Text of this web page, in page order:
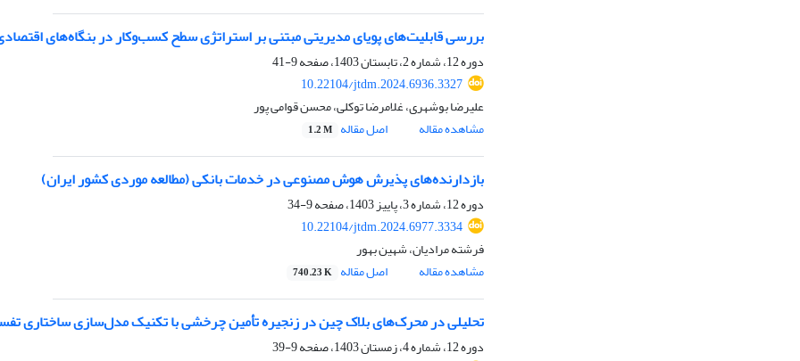
بررسی قابلیت‌های پویای مدیریتی مبتنی بر استراتژی سطح کسب‌وکار در بنگاه‌های
دوره 12، شماره 2، تابستان 1403، صفحه
9-41
10.22104/jtdm.2024.6936.3327
علیرضا بوشهری، غلامرضا توکلی، محسن قوامی پور
مشاهده مقاله
اصل مقاله 1.2 M
بازدارنده‌های پذیرش هوش مصنوعی در خدمات بانکی (مطالعه موردی کشور ایران)
دوره 12، شماره 3، پاییز 1403، صفحه
9-34
10.22104/jtdm.2024.6977.3334
فرشته مرادیان، شهین بهور
مشاهده مقاله
اصل مقاله 740.23 K
تحلیلی در محرک‌های بلاک چین در زنجیره تأمین چرخشی با تکنیک مدل‌سازی ساختاری
دوره 12، شماره 4، زمستان 1403، صفحه
9-39